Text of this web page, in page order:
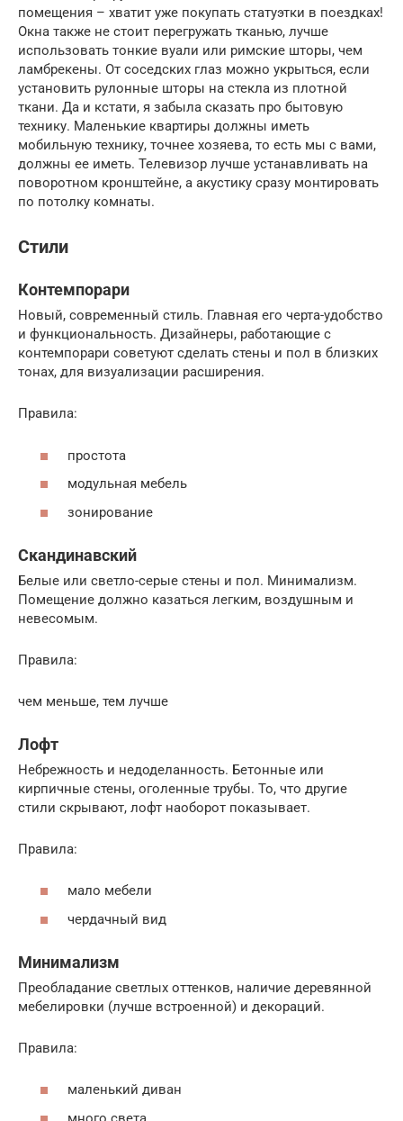
помещения – хватит уже покупать статуэтки в поездках!
Окна также не стоит перегружать тканью, лучше
использовать тонкие вуали или римские шторы, чем
ламбрекены. От соседских глаз можно укрыться, если
установить рулонные шторы на стекла из плотной
ткани. Да и кстати, я забыла сказать про бытовую
технику. Маленькие квартиры должны иметь
мобильную технику, точнее хозяева, то есть мы с вами,
должны ее иметь. Телевизор лучше устанавливать на
поворотном кронштейне, а акустику сразу монтировать
по потолку комнаты.
Стили
Контемпорари
Новый, современный стиль. Главная его черта-удобство
и функциональность. Дизайнеры, работающие с
контемпорари советуют сделать стены и пол в близких
тонах, для визуализации расширения.
Правила:
простота
модульная мебель
зонирование
Скандинавский
Белые или светло-серые стены и пол. Минимализм.
Помещение должно казаться легким, воздушным и
невесомым.
Правила:
чем меньше, тем лучше
Лофт
Небрежность и недоделанность. Бетонные или
кирпичные стены, оголенные трубы. То, что другие
стили скрывают, лофт наоборот показывает.
Правила:
мало мебели
чердачный вид
Минимализм
Преобладание светлых оттенков, наличие деревянной
мебелировки (лучше встроенной) и декораций.
Правила:
маленький диван